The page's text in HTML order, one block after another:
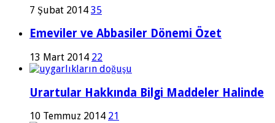
7 Şubat 2014 35
Emeviler ve Abbasiler Dönemi Özet
13 Mart 2014 22
Urartular Hakkında Bilgi Maddeler Halinde
10 Temmuz 2014 21